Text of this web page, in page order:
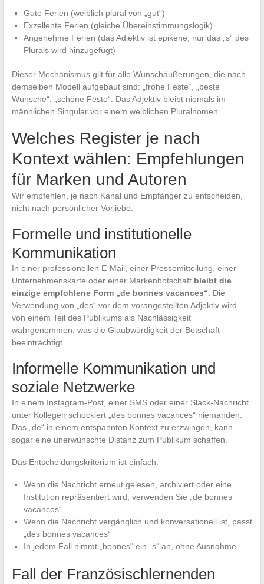
Gute Ferien (weiblich plural von „gut“)
Exzellente Ferien (gleiche Übereinstimmungslogik)
Angenehme Ferien (das Adjektiv ist epikene, nur das „s“ des
Plurals wird hinzugefügt)
Dieser Mechanismus gilt für alle Wunschäußerungen, die nach
demselben Modell aufgebaut sind: „frohe Feste“, „beste
Wünsche“, „schöne Feste“. Das Adjektiv bleibt niemals im
männlichen Singular vor einem weiblichen Pluralnomen.
Welches Register je nach
Kontext wählen: Empfehlungen
für Marken und Autoren
Wir empfehlen, je nach Kanal und Empfänger zu entscheiden,
nicht nach persönlicher Vorliebe.
Formelle und institutionelle
Kommunikation
In einer professionellen E-Mail, einer Pressemitteilung, einer
Unternehmenskarte oder einer Markenbotschaft bleibt die
einzige empfohlene Form „de bonnes vacances“. Die
Verwendung von „des“ vor dem vorangestellten Adjektiv wird
von einem Teil des Publikums als Nachlässigkeit
wahrgenommen, was die Glaubwürdigkeit der Botschaft
beeinträchtigt.
Informelle Kommunikation und
soziale Netzwerke
In einem Instagram-Post, einer SMS oder einer Slack-Nachricht
unter Kollegen schockiert „des bonnes vacances“ niemanden.
Das „de“ in einem entspannten Kontext zu erzwingen, kann
sogar eine unerwünschte Distanz zum Publikum schaffen.
Das Entscheidungskriterium ist einfach:
Wenn die Nachricht erneut gelesen, archiviert oder eine
Institution repräsentiert wird, verwenden Sie „de bonnes
vacances“
Wenn die Nachricht vergänglich und konversationell ist, passt
„des bonnes vacances“
In jedem Fall nimmt „bonnes“ ein „s“ an, ohne Ausnahme
Fall der Französischlernenden